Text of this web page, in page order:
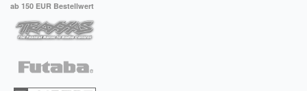
ab 150 EUR Bestellwert